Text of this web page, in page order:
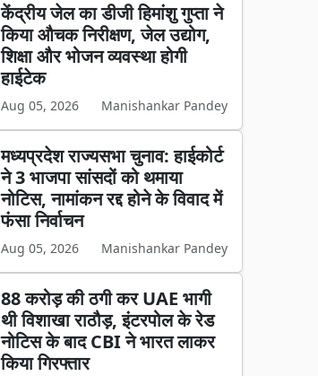
केंद्रीय जेल का डीजी हिमांशु गुप्ता ने
किया औचक निरीक्षण, जेल उद्योग,
शिक्षा और भोजन व्यवस्था होगी
हाईटेक
Aug 05, 2026 Manishankar Pandey
मध्यप्रदेश राज्यसभा चुनाव: हाईकोर्ट
ने 3 भाजपा सांसदों को थमाया
नोटिस, नामांकन रद्द होने के विवाद में
फंसा निर्वाचन
Aug 05, 2026 Manishankar Pandey
88 करोड़ की ठगी कर UAE भागी
थी विशाखा राठौड़, इंटरपोल के रेड
नोटिस के बाद CBI ने भारत लाकर
किया गिरफ्तार